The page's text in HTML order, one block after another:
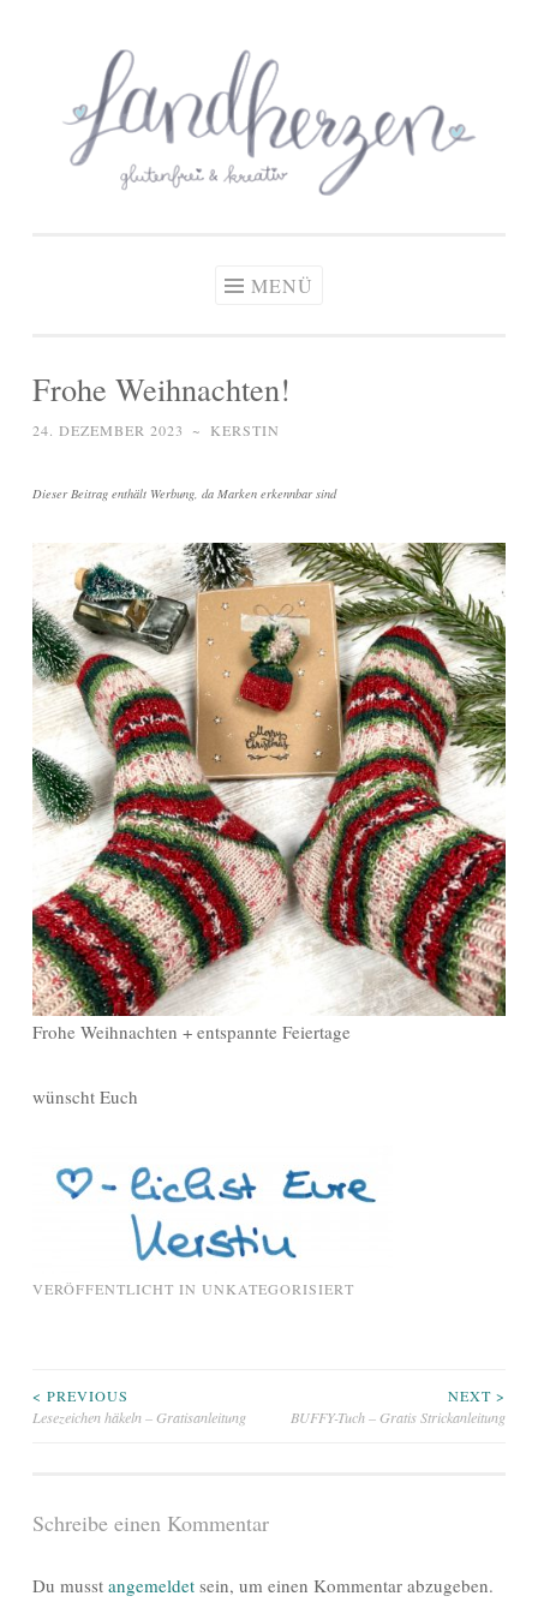
springen
Zöliakie, glutenfreie Ernährung
MENÜ
Frohe Weihnachten!
24. DEZEMBER 2023 ~ KERSTIN
Dieser Beitrag enthält Werbung, da Marken erkennbar sind
Frohe Weihnachten + entspannte Feiertage
wünscht Euch
VERÖFFENTLICHT IN UNKATEGORISIERT
Beitragsnavigation
< PREVIOUS
Lesezeichen häkeln – Gratisanleitung
NEXT >
BUFFY-Tuch – Gratis Strickanleitung
Schreibe einen Kommentar
Du musst angemeldet sein, um einen Kommentar abzugeben.